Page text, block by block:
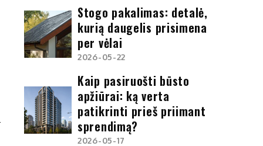
Stogo pakalimas: detalė,
kurią daugelis prisimena
per vėlai
2026-05-22
Kaip pasiruošti būsto
apžiūrai: ką verta
patikrinti prieš priimant
sprendimą?
2026-05-17